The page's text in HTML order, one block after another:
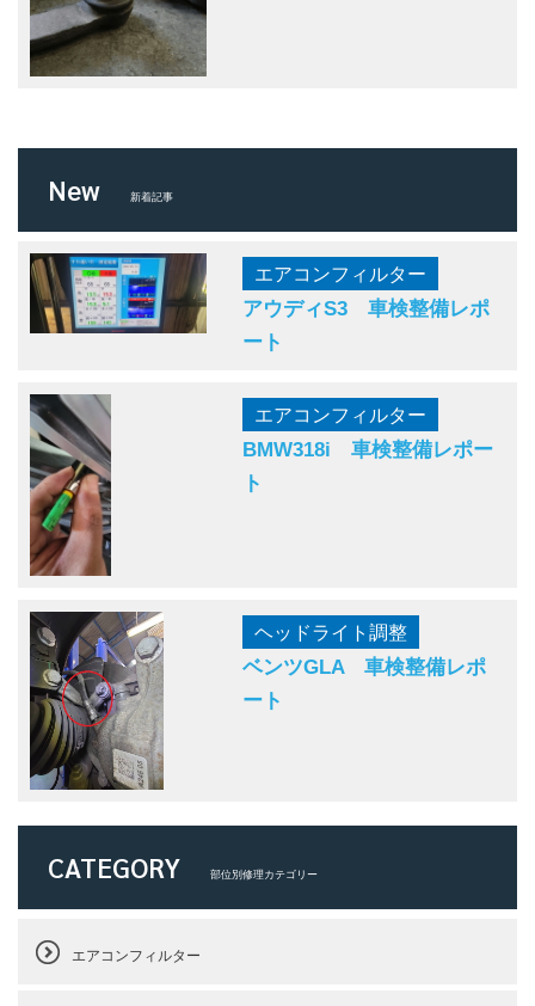
New 新着記事
エアコンフィルター
アウディS3 車検整備レポ
ート
エアコンフィルター
BMW318i 車検整備レポー
ト
ヘッドライト調整
ベンツGLA 車検整備レポ
ート
CATEGORY 部位別修理カテゴリー
エアコンフィルター